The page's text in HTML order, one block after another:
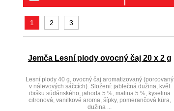
1 2 3
Jemča Lesní plody ovocný čaj 20 x 2 g
Lesní plody 40 g, ovocný čaj aromatizovaný (porcovaný
v nálevových sáčcích). Složení: jablečná dužina, květ
ibišku súdánského, jahoda 5 %, malina 5 %, kyselina
citronová, vanilkové aroma, šípky, pomerančová kůra,
dužina ...